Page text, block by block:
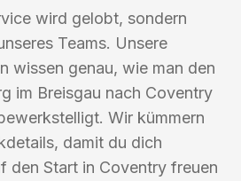
wird gelobt, sondern
Teams. Unsere
wissen genau, wie man den
im Breisgau nach Coventry
Wir kümmern
damit du dich
den Start in Coventry freuen